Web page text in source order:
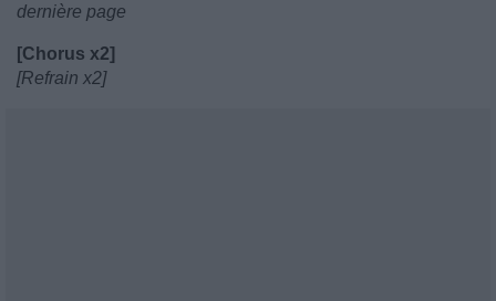
dernière page
[Chorus x2]
[Refrain x2]